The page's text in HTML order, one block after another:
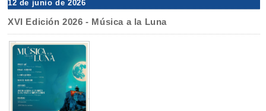
12 de junio de 2026
XVI Edición 2026 - Música a la Luna